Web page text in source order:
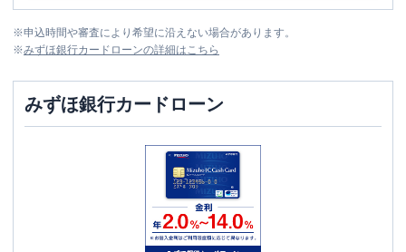
※申込時間や審査により希望に沿えない場合があります。
※みずほ銀行カードローンの詳細はこちら
みずほ銀行カードローン